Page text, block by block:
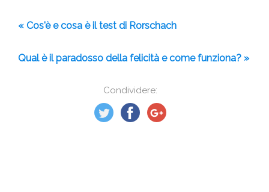
Condividere:
« Cos'è e cosa è il test di Rorschach
Qual è il paradosso della felicità e come funziona? »